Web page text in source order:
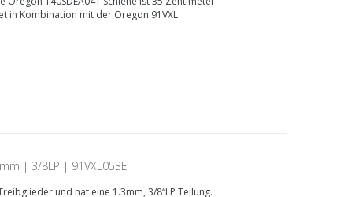
in Kombination mit der Oregon 91VXL
| 3/8LP | 91VXL053E
und hat eine 1.3mm, 3/8“LP Teilung.